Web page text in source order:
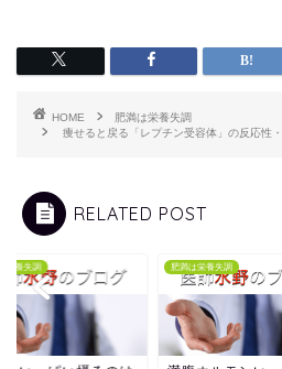
HOME
肥満は栄養失調
痩せると戻る「レプチン受容体」の反応性
RELATED POST
栄養失調 肥満は栄養失調